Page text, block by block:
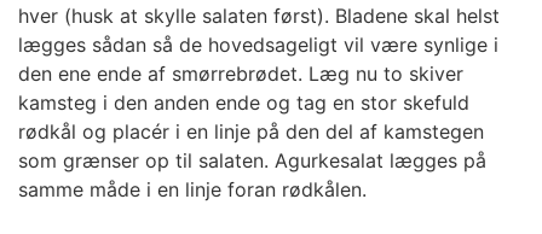
hver (husk at skylle salaten først). Bladene skal helst
lægges sådan så de hovedsageligt vil være synlige i
den ene ende af smørrebrødet. Læg nu to skiver
kamsteg i den anden ende og tag en stor skefuld
rødkål og placér i en linje på den del af kamstegen
som grænser op til salaten. Agurkesalat lægges på
samme måde i en linje foran rødkålen.